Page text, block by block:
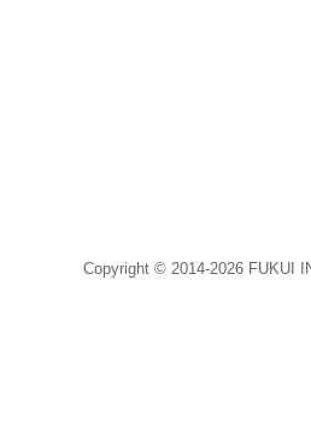
Copyright © 2014-2026 FUKUI